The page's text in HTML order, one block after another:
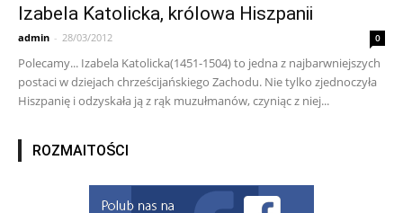
Izabela Katolicka, królowa Hiszpanii
admin - 28/03/2012 0
Polecamy... Izabela Katolicka(1451-1504) to jedna z najbarwniejszych
postaci w dziejach chrześcijańskiego Zachodu. Nie tylko zjednoczyła
Hiszpanię i odzyskała ją z rąk muzułmanów, czyniąc z niej...
ROZMAITOŚCI